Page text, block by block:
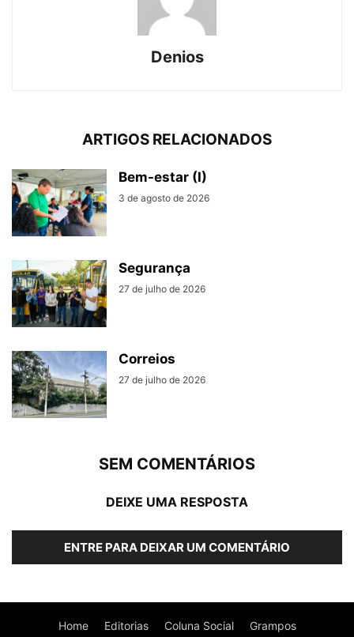
Denios
ARTIGOS RELACIONADOS
Bem-estar (I)
3 de agosto de 2026
Segurança
27 de julho de 2026
Correios
27 de julho de 2026
SEM COMENTÁRIOS
DEIXE UMA RESPOSTA
ENTRE PARA DEIXAR UM COMENTÁRIO
Home Editorias Coluna Social Grampos